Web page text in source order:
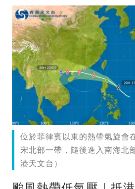
位於菲律賓以東的熱帶氣旋會
宋北部一帶，隨後進入南海北
港天文台）